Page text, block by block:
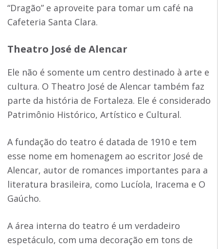
“Dragão” e aproveite para tomar um café na
Cafeteria Santa Clara.
Theatro José de Alencar
Ele não é somente um centro destinado à arte e
cultura. O Theatro José de Alencar também faz
parte da história de Fortaleza. Ele é considerado
Patrimônio Histórico, Artístico e Cultural.
A fundação do teatro é datada de 1910 e tem
esse nome em homenagem ao escritor José de
Alencar, autor de romances importantes para a
literatura brasileira, como Lucíola, Iracema e O
Gaúcho.
A área interna do teatro é um verdadeiro
espetáculo, com uma decoração em tons de